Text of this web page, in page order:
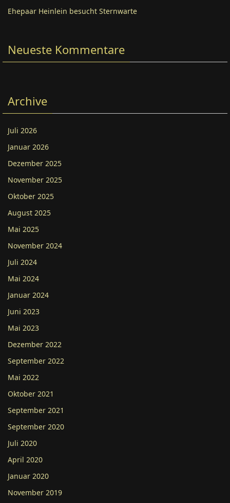
Ehepaar Heinlein besucht Sternwarte
Neueste Kommentare
Archive
Juli 2026
Januar 2026
Dezember 2025
November 2025
Oktober 2025
August 2025
Mai 2025
November 2024
Juli 2024
Mai 2024
Januar 2024
Juni 2023
Mai 2023
Dezember 2022
September 2022
Mai 2022
Oktober 2021
September 2021
September 2020
Juli 2020
April 2020
Januar 2020
November 2019